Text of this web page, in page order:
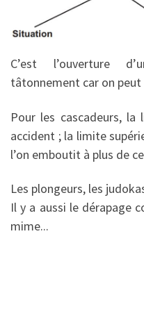
C’est l’ouverture
tâtonnement car on peut
Pour les cascadeurs, la
accident ; la limite
l’on emboutit à plus de
Les plongeurs, les
Il y a aussi le dérapage
mime...